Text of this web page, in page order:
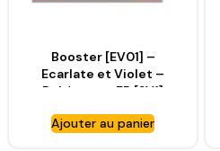
Booster [EV01] –
Ecarlate et Violet –
Pokémon – FR [SV1]
Ajouter au panier